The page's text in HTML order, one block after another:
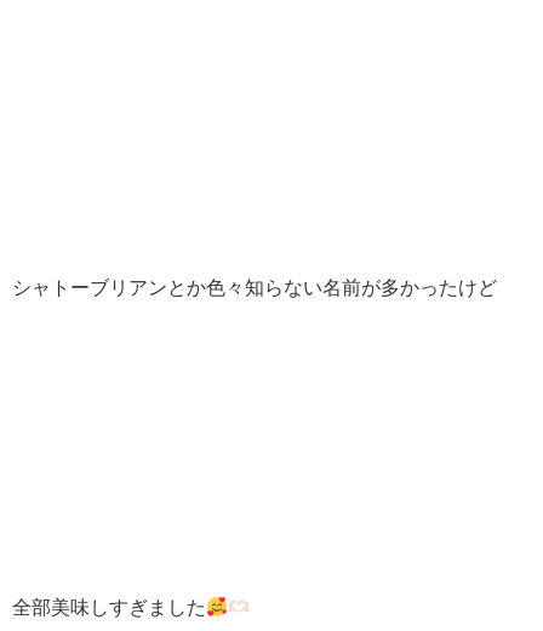
シャトーブリアンとか色々知らない名前が多かったけど
全部美味しすぎました